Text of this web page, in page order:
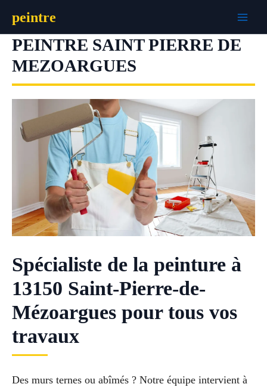
contenu
peintre
PEINTRE SAINT PIERRE DE
MEZOARGUES
Spécialiste de la peinture à
13150 Saint-Pierre-de-
Mézoargues pour tous vos
travaux
Des murs ternes ou abîmés ? Notre équipe intervient à